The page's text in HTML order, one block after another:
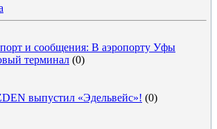
и сообщения: В аэропорту Уфы
терминал (0)
выпустил «Эдельвейс»! (0)